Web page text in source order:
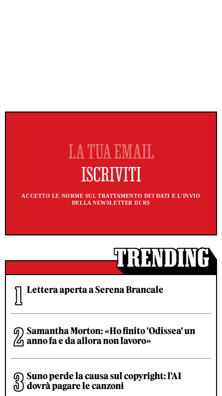
ACCETTO LE NORME SUL TRATTAMENTO DEI DATI E L'INVIO
DELLA NEWSLETTER DI RS
Lettera aperta a Serena Brancale
Samantha Morton: «Ho finito 'Odissea' un
anno fa e da allora non lavoro»
Suno perde la causa sul copyright: l'AI
dovrà pagare le canzoni